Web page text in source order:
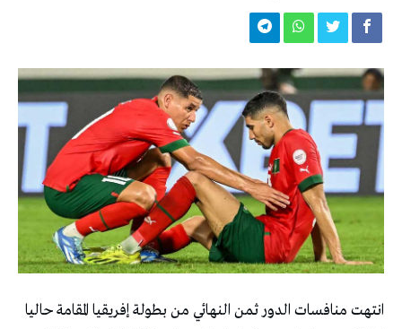
انتهت منافسات الدور ثمن النهائي من بطولة إفريقيا المقامة حاليا